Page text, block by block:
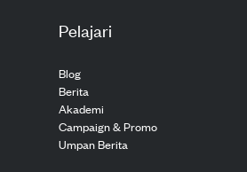
Pelajari
Blog
Berita
Akademi
Campaign & Promo
Umpan Berita